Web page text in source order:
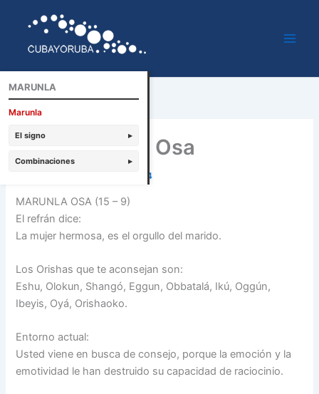
contenido
Marunla tonti Osa
febrero 8, 2014
MARUNLA OSA (15 – 9)
El refrán dice:
La mujer hermosa, es el orgullo del marido.
Los Orishas que te aconsejan son:
Eshu, Olokun, Shangó, Eggun, Obbatalá, Ikú, Oggún,
Ibeyis, Oyá, Orishaoko.
Entorno actual:
Usted viene en busca de consejo, porque la emoción y la
emotividad le han destruido su capacidad de raciocinio.
MARUNLA
Marunla
El signo ▸
Combinaciones ▸